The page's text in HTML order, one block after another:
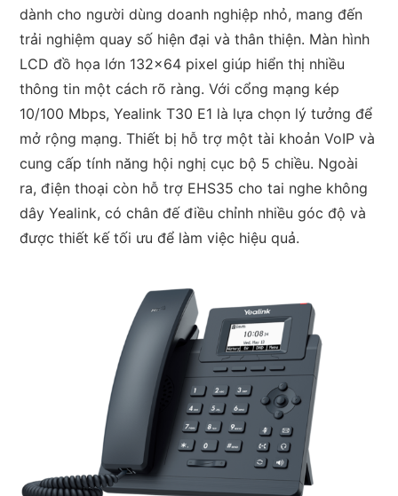
dành cho người dùng doanh nghiệp nhỏ, mang đến
trải nghiệm quay số hiện đại và thân thiện. Màn hình
LCD đồ họa lớn 132×64 pixel giúp hiển thị nhiều
thông tin một cách rõ ràng. Với cổng mạng kép
10/100 Mbps, Yealink T30 E1 là lựa chọn lý tưởng để
mở rộng mạng. Thiết bị hỗ trợ một tài khoản VoIP và
cung cấp tính năng hội nghị cục bộ 5 chiều. Ngoài
ra, điện thoại còn hỗ trợ EHS35 cho tai nghe không
dây Yealink, có chân đế điều chỉnh nhiều góc độ và
được thiết kế tối ưu để làm việc hiệu quả.